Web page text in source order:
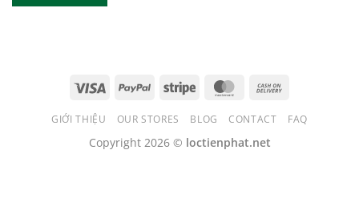
GIỚI THIỆU OUR STORES BLOG CONTACT FAQ
Copyright 2026 © loctienphat.net